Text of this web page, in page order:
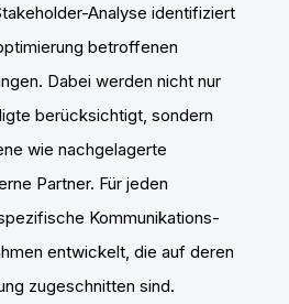
Analyse identifiziert
betroffenen
Dabei werden nicht nur
berücksichtigt, sondern
wie nachgelagerte
Partner. Für jeden
Kommunikations-
entwickelt, die auf deren
zugeschnitten sind.